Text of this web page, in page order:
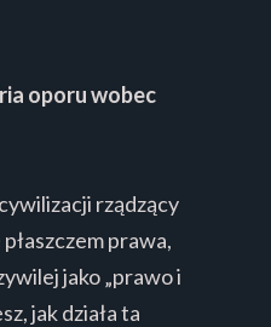
oporu wobec
rządzący
prawa,
jako „prawo i
jak działa ta